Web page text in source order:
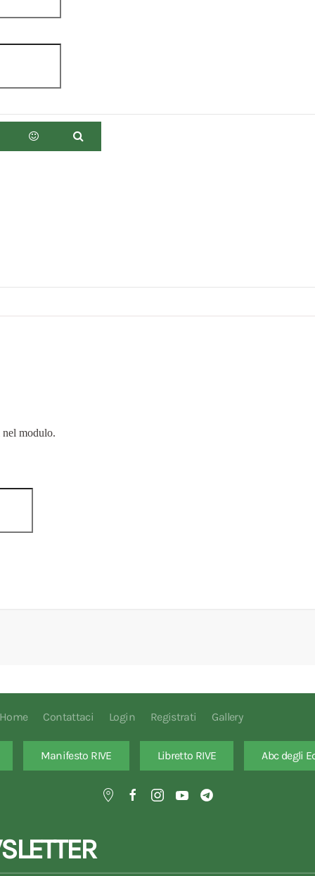
modulo.
Home Contattaci Login Registrati Gallery
Manifesto RIVE Libretto RIVE Abc degli